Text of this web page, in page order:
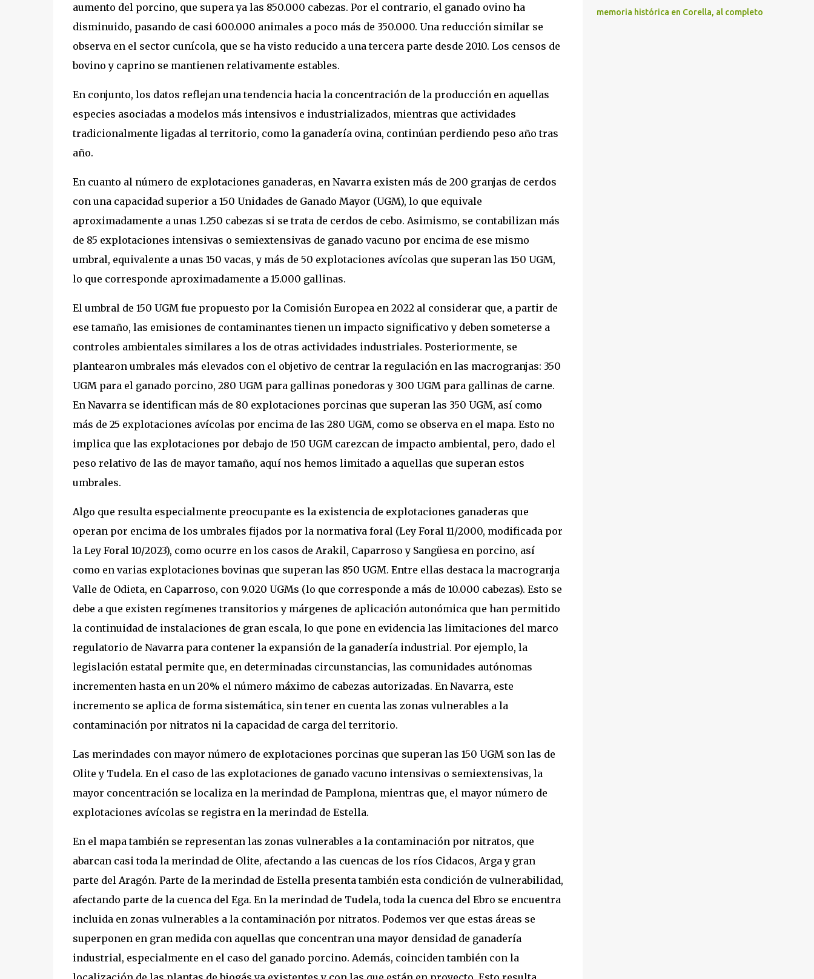
aumento del porcino, que supera ya las 850.000 cabezas. Por el contrario, el ganado ovino ha
disminuido, pasando de casi 600.000 animales a poco más de 350.000. Una reducción similar se
observa en el sector cunícola, que se ha visto reducido a una tercera parte desde 2010. Los censos de
bovino y caprino se mantienen relativamente estables.
En conjunto, los datos reflejan una tendencia hacia la concentración de la producción en aquellas
especies asociadas a modelos más intensivos e industrializados, mientras que actividades
tradicionalmente ligadas al territorio, como la ganadería ovina, continúan perdiendo peso año tras
año.
En cuanto al número de explotaciones ganaderas, en Navarra existen más de 200 granjas de cerdos
con una capacidad superior a 150 Unidades de Ganado Mayor (UGM), lo que equivale
aproximadamente a unas 1.250 cabezas si se trata de cerdos de cebo. Asimismo, se contabilizan más
de 85 explotaciones intensivas o semiextensivas de ganado vacuno por encima de ese mismo
umbral, equivalente a unas 150 vacas, y más de 50 explotaciones avícolas que superan las 150 UGM,
lo que corresponde aproximadamente a 15.000 gallinas.
El umbral de 150 UGM fue propuesto por la Comisión Europea en 2022 al considerar que, a partir de
ese tamaño, las emisiones de contaminantes tienen un impacto significativo y deben someterse a
controles ambientales similares a los de otras actividades industriales. Posteriormente, se
plantearon umbrales más elevados con el objetivo de centrar la regulación en las macrogranjas: 350
UGM para el ganado porcino, 280 UGM para gallinas ponedoras y 300 UGM para gallinas de carne.
En Navarra se identifican más de 80 explotaciones porcinas que superan las 350 UGM, así como
más de 25 explotaciones avícolas por encima de las 280 UGM, como se observa en el mapa. Esto no
implica que las explotaciones por debajo de 150 UGM carezcan de impacto ambiental, pero, dado el
peso relativo de las de mayor tamaño, aquí nos hemos limitado a aquellas que superan estos
umbrales.
Algo que resulta especialmente preocupante es la existencia de explotaciones ganaderas que
operan por encima de los umbrales fijados por la normativa foral (Ley Foral 11/2000, modificada por
la Ley Foral 10/2023), como ocurre en los casos de Arakil, Caparroso y Sangüesa en porcino, así
como en varias explotaciones bovinas que superan las 850 UGM. Entre ellas destaca la macrogranja
Valle de Odieta, en Caparroso, con 9.020 UGMs (lo que corresponde a más de 10.000 cabezas). Esto se
debe a que existen regímenes transitorios y márgenes de aplicación autonómica que han permitido
la continuidad de instalaciones de gran escala, lo que pone en evidencia las limitaciones del marco
regulatorio de Navarra para contener la expansión de la ganadería industrial. Por ejemplo, la
legislación estatal permite que, en determinadas circunstancias, las comunidades autónomas
incrementen hasta en un 20% el número máximo de cabezas autorizadas. En Navarra, este
incremento se aplica de forma sistemática, sin tener en cuenta las zonas vulnerables a la
contaminación por nitratos ni la capacidad de carga del territorio.
Las merindades con mayor número de explotaciones porcinas que superan las 150 UGM son las de
Olite y Tudela. En el caso de las explotaciones de ganado vacuno intensivas o semiextensivas, la
mayor concentración se localiza en la merindad de Pamplona, mientras que, el mayor número de
explotaciones avícolas se registra en la merindad de Estella.
En el mapa también se representan las zonas vulnerables a la contaminación por nitratos, que
abarcan casi toda la merindad de Olite, afectando a las cuencas de los ríos Cidacos, Arga y gran
parte del Aragón. Parte de la merindad de Estella presenta también esta condición de vulnerabilidad,
afectando parte de la cuenca del Ega. En la merindad de Tudela, toda la cuenca del Ebro se encuentra
incluida en zonas vulnerables a la contaminación por nitratos. Podemos ver que estas áreas se
superponen en gran medida con aquellas que concentran una mayor densidad de ganadería
industrial, especialmente en el caso del ganado porcino. Además, coinciden también con la
memoria histórica en Corella, al completo